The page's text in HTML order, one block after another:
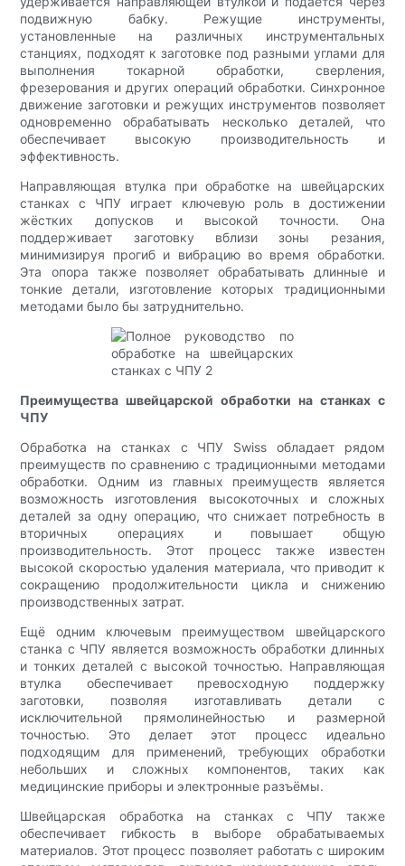
подвижную бабку. Режущие инструменты,
установленные на различных инструментальных
станциях, подходят к заготовке под разными углами для
выполнения токарной обработки, сверления,
фрезерования и других операций обработки. Синхронное
движение заготовки и режущих инструментов позволяет
одновременно обрабатывать несколько деталей, что
обеспечивает высокую производительность и
эффективность.
Направляющая втулка при обработке на швейцарских
станках с ЧПУ играет ключевую роль в достижении
жёстких допусков и высокой точности. Она
поддерживает заготовку вблизи зоны резания,
минимизируя прогиб и вибрацию во время обработки.
Эта опора также позволяет обрабатывать длинные и
тонкие детали, изготовление которых традиционными
методами было бы затруднительно.
Преимущества швейцарской обработки на станках с
ЧПУ
Обработка на станках с ЧПУ Swiss обладает рядом
преимуществ по сравнению с традиционными методами
обработки. Одним из главных преимуществ является
возможность изготовления высокоточных и сложных
деталей за одну операцию, что снижает потребность в
вторичных операциях и повышает общую
производительность. Этот процесс также известен
высокой скоростью удаления материала, что приводит к
сокращению продолжительности цикла и снижению
производственных затрат.
Ещё одним ключевым преимуществом швейцарского
станка с ЧПУ является возможность обработки длинных
и тонких деталей с высокой точностью. Направляющая
втулка обеспечивает превосходную поддержку
заготовки, позволяя изготавливать детали с
исключительной прямолинейностью и размерной
точностью. Это делает этот процесс идеально
подходящим для применений, требующих обработки
небольших и сложных компонентов, таких как
медицинские приборы и электронные разъёмы.
Швейцарская обработка на станках с ЧПУ также
обеспечивает гибкость в выборе обрабатываемых
материалов. Этот процесс позволяет работать с широким